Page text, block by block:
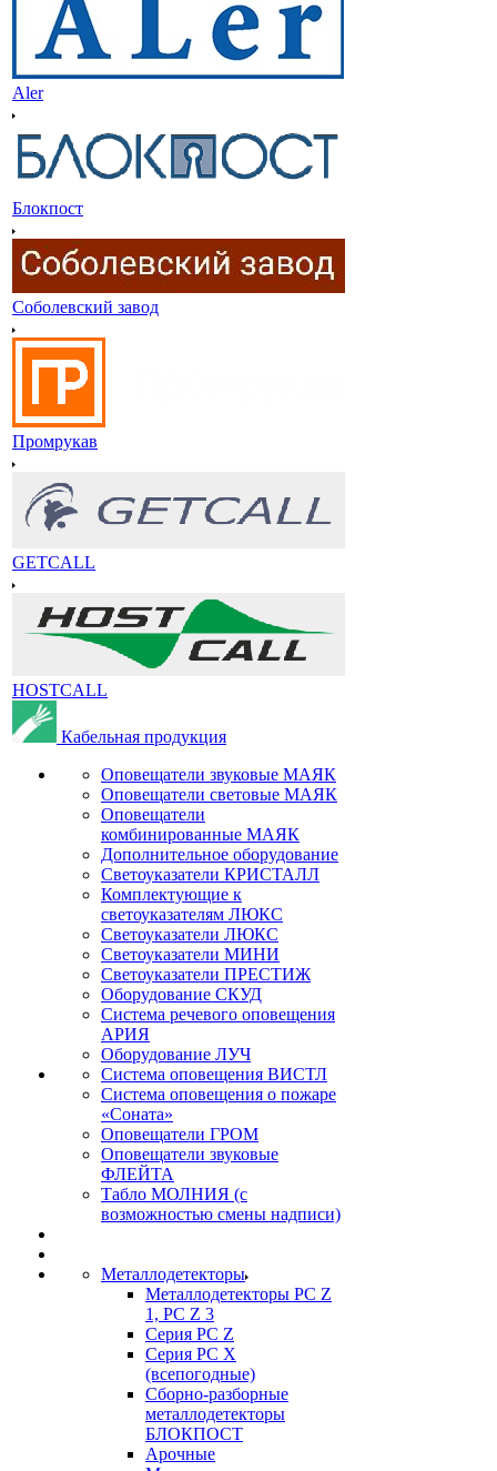
Aler
Блокпост
Соболевский завод
Промрукав
GETCALL
HOSTCALL
Кабельная продукция
Оповещатели звуковые МАЯК
Оповещатели световые МАЯК
Оповещатели
комбинированные МАЯК
Дополнительное оборудование
Светоуказатели КРИСТАЛЛ
Комплектующие к
светоуказателям ЛЮКС
Светоуказатели ЛЮКС
Светоуказатели МИНИ
Светоуказатели ПРЕСТИЖ
Оборудование СКУД
Система речевого оповещения
АРИЯ
Оборудование ЛУЧ
Система оповещения ВИСТЛ
Система оповещения о пожаре
«Соната»
Оповещатели ГРОМ
Оповещатели звуковые
ФЛЕЙТА
Табло МОЛНИЯ (с
возможностью смены надписи)
Металлодетекторы
Металлодетекторы РС Z
1, PC Z 3
Серия РС Z
Серия РС X
(всепогодные)
Сборно-разборные
металлодетекторы
БЛОКПОСТ
Арочные